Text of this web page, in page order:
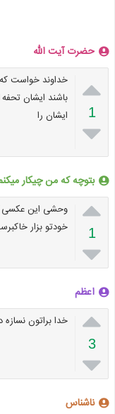
حضرت آیت الله

1

خداوند خواست
باشند ایشان
ایشان را
بتوچه که من چیکار

1

وحشی این عکسی
خودتو بزار
اعظم

3

خدا براتون
ناشناس